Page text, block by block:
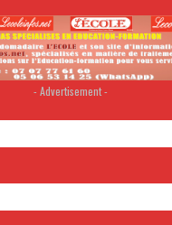
- Advertisement -